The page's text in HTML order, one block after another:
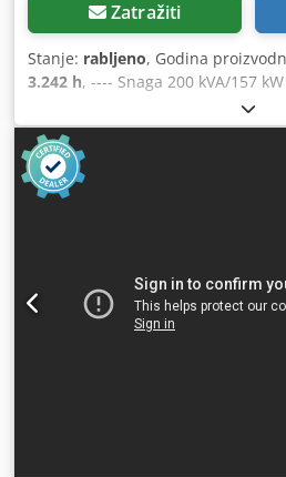
Zatražiti
Stanje: rabljeno, Godina
3.242 h, ---- Snaga 200 kVA/157
litara 3242 radna sata, godina
Utikačnice: 125-63-32-16 A + DS
struje tipa B Cjdpfozrkuasx Aqworf